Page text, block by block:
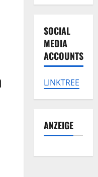
SOCIAL
MEDIA
ACCOUNTS
LINKTREE
ANZEIGE